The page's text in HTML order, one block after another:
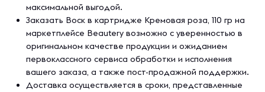
максимальной выгодой.
Заказать Воск в картридже Кремовая роза, 110 гр на
маркетплейсе Beautery возможно с уверенностью в
оригинальном качестве продукции и ожиданием
первоклассного сервиса обработки и исполнения
вашего заказа, а также пост-продажной поддержки.
Доставка осуществляется в сроки, представленные